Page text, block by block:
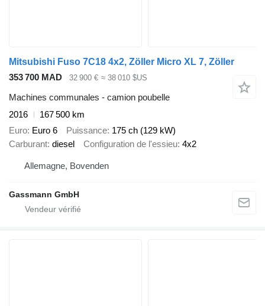
Mitsubishi Fuso 7C18 4x2, Zöller Micro XL 7, Zöller
353 700 MAD
32 900 € ≈ 38 010 $US
Machines communales - camion poubelle
2016
167 500 km
Euro Euro 6 Puissance 175 ch (129 kW)
Carburant diesel Configuration de l'essieu 4x2
Allemagne, Bovenden
Gassmann GmbH